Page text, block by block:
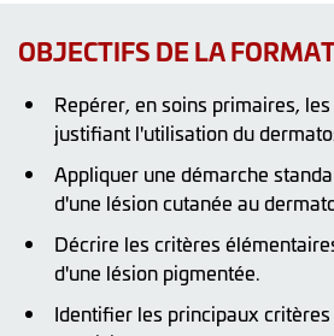
OBJECTIFS DE LA
Repérer, en soins primaires,
justifiant l'utilisation du
Appliquer une démarche
d'une lésion cutanée au
Décrire les critères
d'une lésion pigmentée.
Identifier les principaux